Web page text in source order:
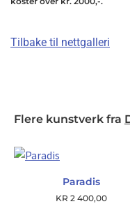
Tilbake til nettgalleri
Flere kunstverk fra
Paradis
KR 2 400,00